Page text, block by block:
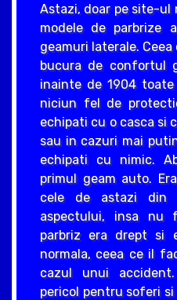
Astazi, doar pe site-ul
modele de parbrize
geamuri laterale.
bucura de confortul
inainte de 1904
niciun fel de
echipati cu o casca si
sau in cazuri mai
echipati cu nimic.
primul geam auto.
cele de astazi din
aspectului, insa nu
parbriz era drept si
normala, ceea ce il
cazul unui
pericol pentru soferi